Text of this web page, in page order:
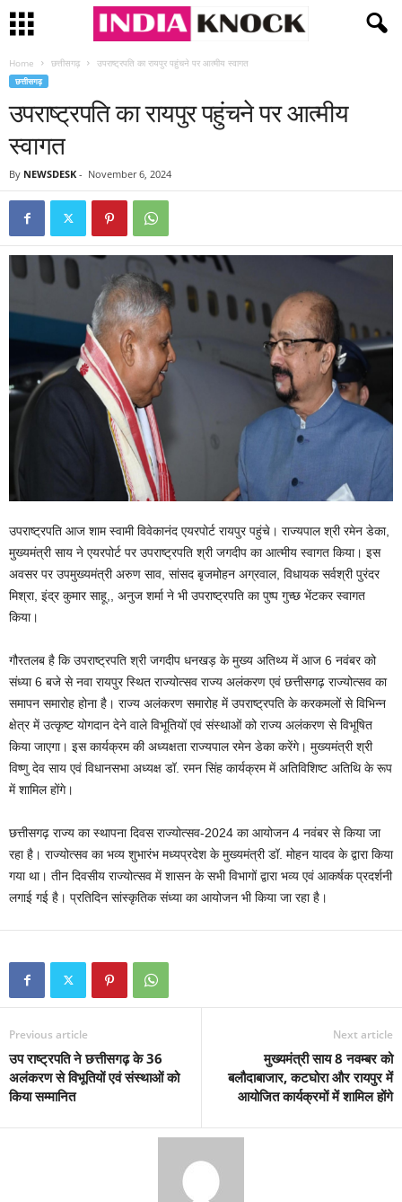
Home छत्तीसगढ़ उपराष्ट्रपति का रायपुर पहुंचने पर आत्मीय स्वागत
छत्तीसगढ़
उपराष्ट्रपति का रायपुर पहुंचने पर आत्मीय
स्वागत
By NEWSDESK - November 6, 2024
उपराष्ट्रपति आज शाम स्वामी विवेकानंद एयरपोर्ट रायपुर पहुंचे। राज्यपाल श्री रमेन डेका,
मुख्यमंत्री साय ने एयरपोर्ट पर उपराष्ट्रपति श्री जगदीप का आत्मीय स्वागत किया। इस
अवसर पर उपमुख्यमंत्री अरुण साव, सांसद बृजमोहन अग्रवाल, विधायक सर्वश्री पुरंदर
मिश्रा, इंद्र कुमार साहू,, अनुज शर्मा ने भी उपराष्ट्रपति का पुष्प गुच्छ भेंटकर स्वागत
किया।
गौरतलब है कि उपराष्ट्रपति श्री जगदीप धनखड़ के मुख्य अतिथ्य में आज 6 नवंबर को
संध्या 6 बजे से नवा रायपुर स्थित राज्योत्सव राज्य अलंकरण एवं छत्तीसगढ़ राज्योत्सव का
समापन समारोह होना है। राज्य अलंकरण समारोह में उपराष्ट्रपति के करकमलों से विभिन्न
क्षेत्र में उत्कृष्ट योगदान देने वाले विभूतियों एवं संस्थाओं को राज्य अलंकरण से विभूषित
किया जाएगा। इस कार्यक्रम की अध्यक्षता राज्यपाल रमेन डेका करेंगे। मुख्यमंत्री श्री
विष्णु देव साय एवं विधानसभा अध्यक्ष डॉ. रमन सिंह कार्यक्रम में अतिविशिष्ट अतिथि के रूप
में शामिल होंगे।
छत्तीसगढ़ राज्य का स्थापना दिवस राज्योत्सव-2024 का आयोजन 4 नवंबर से किया जा
रहा है। राज्योत्सव का भव्य शुभारंभ मध्यप्रदेश के मुख्यमंत्री डॉ. मोहन यादव के द्वारा किया
गया था। तीन दिवसीय राज्योत्सव में शासन के सभी विभागों द्वारा भव्य एवं आकर्षक प्रदर्शनी
लगाई गई है। प्रतिदिन सांस्कृतिक संध्या का आयोजन भी किया जा रहा है।
Previous article
उप राष्ट्रपति ने छत्तीसगढ़ के 36
अलंकरण से विभूतियों एवं संस्थाओं को
किया सम्मानित
Next article
मुख्यमंत्री साय 8 नवम्बर को
बलौदाबाजार, कटघोरा और रायपुर में
आयोजित कार्यक्रमों में शामिल होंगे